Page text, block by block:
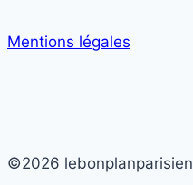
Mentions légales
©2026 lebonplanparisien